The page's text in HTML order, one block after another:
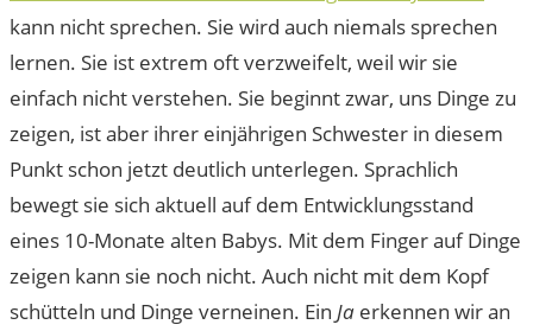
kann nicht sprechen. Sie wird auch niemals sprechen
lernen. Sie ist extrem oft verzweifelt, weil wir sie
einfach nicht verstehen. Sie beginnt zwar, uns Dinge zu
zeigen, ist aber ihrer einjährigen Schwester in diesem
Punkt schon jetzt deutlich unterlegen. Sprachlich
bewegt sie sich aktuell auf dem Entwicklungsstand
eines 10-Monate alten Babys. Mit dem Finger auf Dinge
zeigen kann sie noch nicht. Auch nicht mit dem Kopf
schütteln und Dinge verneinen. Ein Ja erkennen wir an